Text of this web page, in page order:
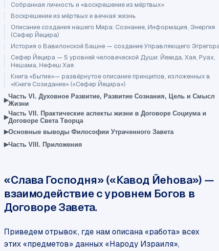
Собранная личность и «воскрешение из мёртвых»
Воскрешение из мёртвых и вечная жизнь
Описание создания нашего Мира: Сознание, Информация, Энергия
(Сефер Йецира)
История о Вавилонской Башне — создание Управляющего
Сефер Йецира — 5 уровней человеческой Души: Йехида, Хая, Руах,
Нешама, Нефеш Хая
Книга «Бытие»— развёрнутое описание принципов, изложенных в
«Книге Созидание» («Сефер Йецира»)
▸Часть VI. Духовное Развитие, Развитие Сознания, Цель и Смысл
Жизни
▸Часть VII. Практические аспекты жизни в Договоре Социума и
Договоре Света Творца
▸Основные выводы Философии Утраченного Завета
▸Часть VIII. Приложения
«Слава Господня» («Кавод Йеhова») —
взаимодействие с уровнем Богов в
Договоре Завета.
Приведем отрывок, где нам описана «работа» всех
этих «предметов» данных «Народу Израиля»,